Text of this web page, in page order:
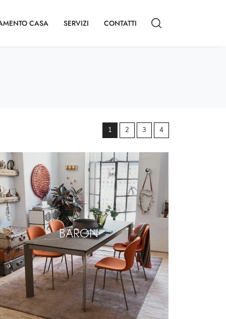
CASA SERVIZI CONTATTI
1 2 3 4
BARON